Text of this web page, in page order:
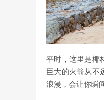
平时，这里是椰
巨大的火箭从不
浪漫，会让你瞬